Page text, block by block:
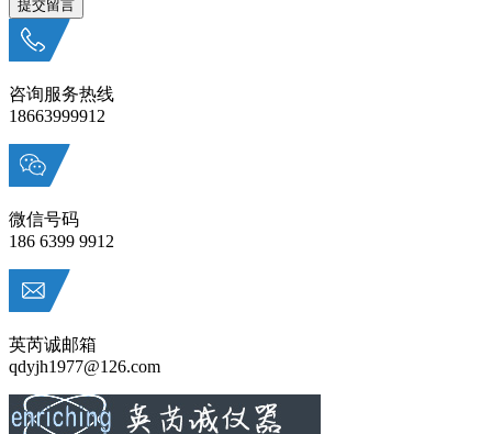
咨询服务热线
18663999912
微信号码
186 6399 9912
英芮诚邮箱
qdyjh1977@126.com